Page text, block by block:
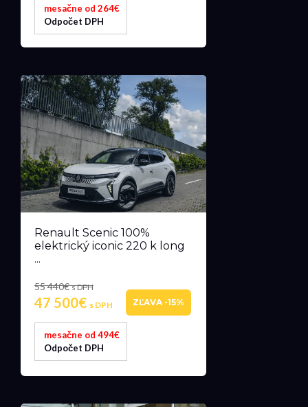
mesačne od 264€
Odpočet DPH
Renault Scenic 100%
elektrický iconic 220 k long
...
55 440€s DPH
47 500€ s DPH ZĽAVA -15%
mesačne od 494€
Odpočet DPH